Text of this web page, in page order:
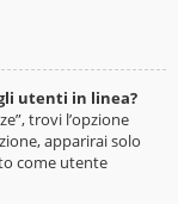
utenti in linea?
trovi l’opzione
apparirai solo
come utente